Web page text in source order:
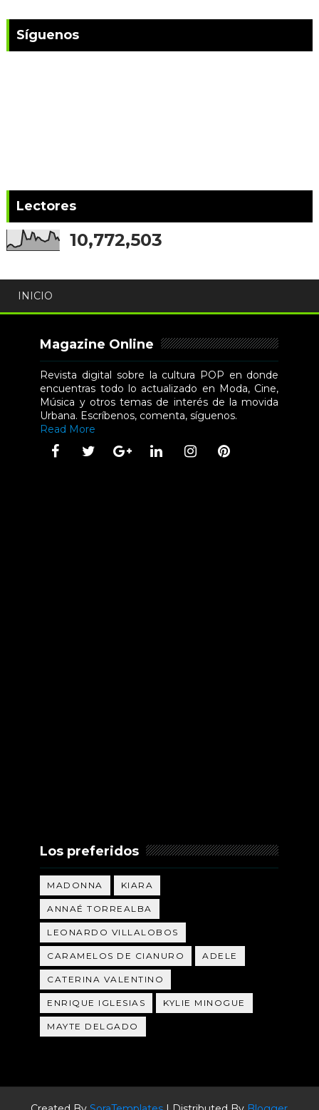
Síguenos
Lectores
10,772,503
INICIO
Magazine Online
Revista digital sobre la cultura POP en donde
encuentras todo lo actualizado en Moda, Cine,
Música y otros temas de interés de la movida
Urbana. Escríbenos, comenta, síguenos.
Read More
Los preferidos
MADONNA KIARA
ANNAÉ TORREALBA
LEONARDO VILLALOBOS
CARAMELOS DE CIANURO ADELE
CATERINA VALENTINO
ENRIQUE IGLESIAS KYLIE MINOGUE
MAYTE DELGADO